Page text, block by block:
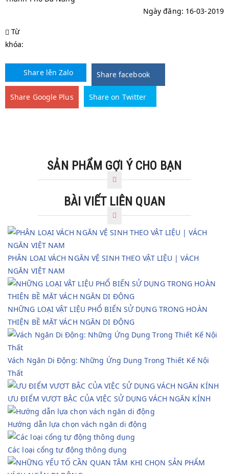
Ngày đăng: 16-03-2019
Từ
khóa:
Share lên Zalo Share facebook
Share Google Plus Share on Twitter
SẢN PHẨM GỢI Ý CHO BẠN
BÀI VIẾT LIÊN QUAN
PHÂN LOẠI VÁCH NGĂN VỆ SINH THEO VẬT LIỆU | VÁCH
NGĂN VIỆT NAM
NHỮNG LOẠI VẬT LIỆU PHỔ BIẾN SỬ DỤNG TRONG HOÀN
THIỆN BỀ MẶT VÁCH NGĂN DI ĐỘNG
Vách Ngăn Di Động: Những Ứng Dụng Trong Thiết Kế Nội
Thất
ƯU ĐIỂM VƯỢT BẬC CỦA VIỆC SỬ DỤNG VÁCH NGĂN KÍNH
Hướng dẫn lựa chọn vách ngăn di động
Các loại cổng tự động thông dụng